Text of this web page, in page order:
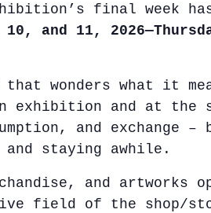
final week
and 11,
that wonders what it
and at the
and exchange –
staying awhile.
and artworks
field of the shop/